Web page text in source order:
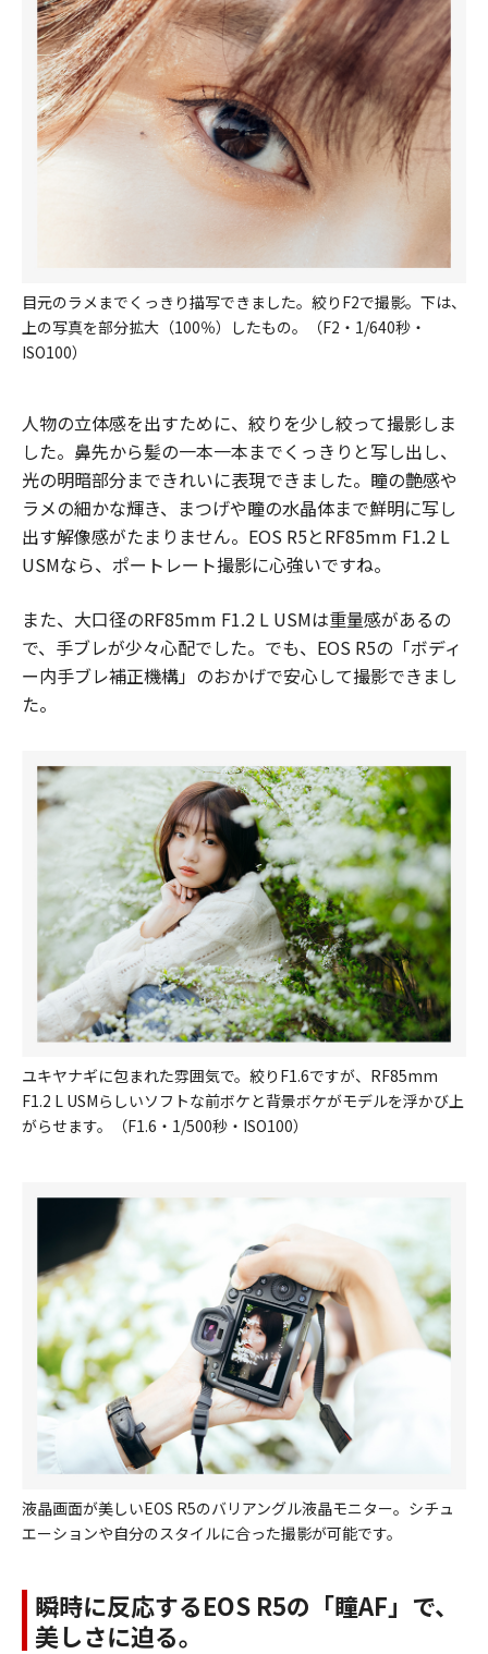
目元のラメまでくっきり描写できました。絞りF2で撮影。下は、
上の写真を部分拡大（100％）したもの。（F2・1/640秒・
ISO100）
人物の立体感を出すために、絞りを少し絞って撮影しま
した。鼻先から髪の一本一本までくっきりと写し出し、
光の明暗部分まできれいに表現できました。瞳の艶感や
ラメの細かな輝き、まつげや瞳の水晶体まで鮮明に写し
出す解像感がたまりません。EOS R5とRF85mm F1.2 L
USMなら、ポートレート撮影に心強いですね。
また、大口径のRF85mm F1.2 L USMは重量感があるの
で、手ブレが少々心配でした。でも、EOS R5の「ボディ
ー内手ブレ補正機構」のおかげで安心して撮影できまし
た。
ユキヤナギに包まれた雰囲気で。絞りF1.6ですが、RF85mm
F1.2 L USMらしいソフトな前ボケと背景ボケがモデルを浮かび上
がらせます。（F1.6・1/500秒・ISO100）
液晶画面が美しいEOS R5のバリアングル液晶モニター。シチュ
エーションや自分のスタイルに合った撮影が可能です。
瞬時に反応するEOS R5の「瞳AF」で、
美しさに迫る。